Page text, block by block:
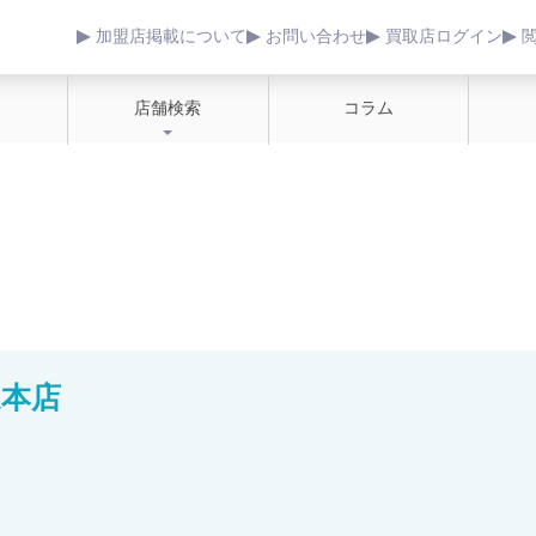
加盟店掲載について お問い合わせ 買取店ログイン
店舗検索 コラム
店